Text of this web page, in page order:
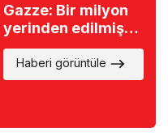
Gazze: Bir milyon
yerinden edilmiş
kişi, giderek
ağırlaşan insani
krizin ortasında
Haberi görüntüle